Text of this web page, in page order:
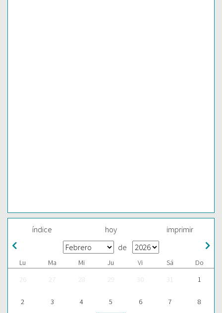
índice hoy imprimir
de
Lu Ma Mi Ju Vi Sá
Do
26
27 28 29 30 31 1
2 3 4 5 6 7 8